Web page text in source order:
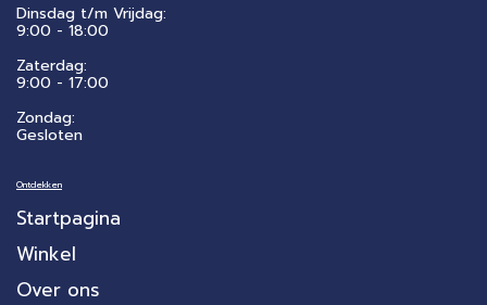
Dinsdag t/m Vrijdag:
9:00 - 18:00
Zaterdag:
​9:00 - 17:00
Zondag:
Gesloten
Ontdekken
Startpagina
Winkel
Over ons